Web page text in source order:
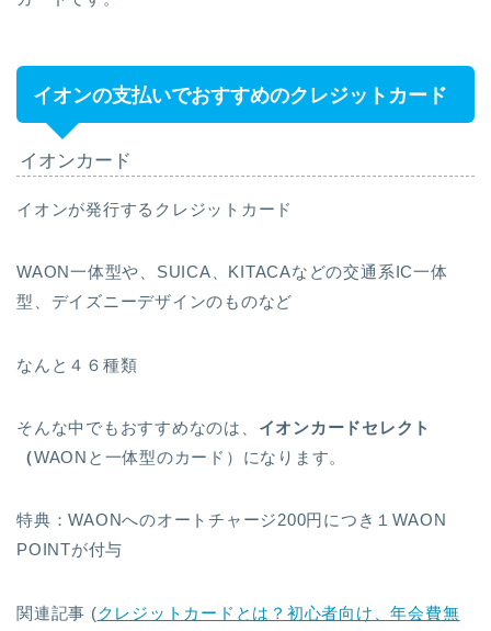
イオンの支払いでおすすめのクレジットカード
イオンカード
イオンが発行するクレジットカード
WAON一体型や、SUICA、KITACAなどの交通系IC一体
型、デイズニーデザインのものなど
なんと４６種類
そんな中でもおすすめなのは、 イオンカードセレクト
（WAONと一体型のカード）になります。
特典：WAONへのオートチャージ200円につき１WAON
POINTが付与
関連記事 (クレジットカードとは？初心者向け、年会費無